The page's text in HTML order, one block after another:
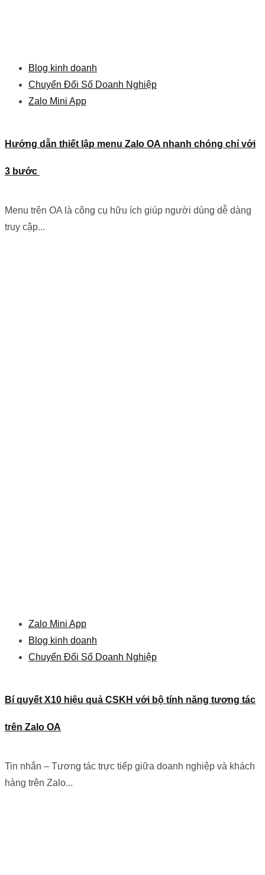
Blog kinh doanh
Chuyển Đổi Số Doanh Nghiệp
Zalo Mini App
Hướng dẫn thiết lập menu Zalo OA nhanh chóng chỉ với
3 bước
Menu trên OA là công cụ hữu ích giúp người dùng dễ dàng
truy cập...
Zalo Mini App
Blog kinh doanh
Chuyển Đổi Số Doanh Nghiệp
Bí quyết X10 hiệu quả CSKH với bộ tính năng tương tác
trên Zalo OA
Tin nhắn – Tương tác trực tiếp giữa doanh nghiệp và khách
hàng trên Zalo...